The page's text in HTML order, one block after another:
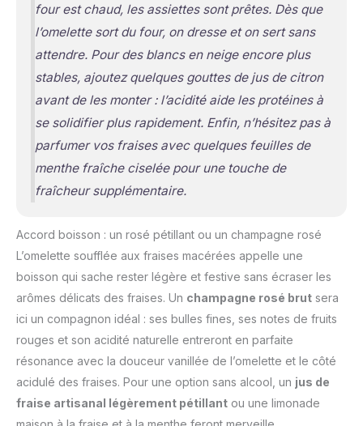
four est chaud, les assiettes sont prêtes. Dès que
l’omelette sort du four, on dresse et on sert sans
attendre. Pour des blancs en neige encore plus
stables, ajoutez quelques gouttes de jus de citron
avant de les monter : l’acidité aide les protéines à
se solidifier plus rapidement. Enfin, n’hésitez pas à
parfumer vos fraises avec quelques feuilles de
menthe fraîche ciselée pour une touche de
fraîcheur supplémentaire.
Accord boisson : un rosé pétillant ou un champagne rosé
L’omelette soufflée aux fraises macérées appelle une
boisson qui sache rester légère et festive sans écraser les
arômes délicats des fraises. Un champagne rosé brut sera
ici un compagnon idéal : ses bulles fines, ses notes de fruits
rouges et son acidité naturelle entreront en parfaite
résonance avec la douceur vanillée de l’omelette et le côté
acidulé des fraises. Pour une option sans alcool, un jus de
fraise artisanal légèrement pétillant ou une limonade